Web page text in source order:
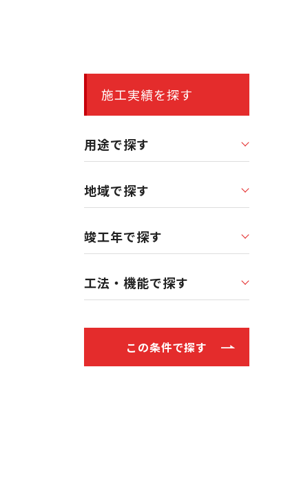
施工実績を探す
用途で探す
地域で探す
竣工年で探す
工法・機能で探す
この条件で探す